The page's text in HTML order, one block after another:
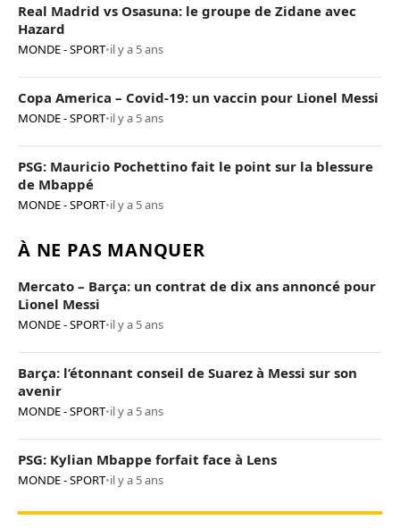
Real Madrid vs Osasuna: le groupe de Zidane avec
Hazard
MONDE - SPORT•il y a 5 ans
Copa America – Covid-19: un vaccin pour Lionel Messi
MONDE - SPORT•il y a 5 ans
PSG: Mauricio Pochettino fait le point sur la blessure
de Mbappé
MONDE - SPORT•il y a 5 ans
À NE PAS MANQUER
Mercato – Barça: un contrat de dix ans annoncé pour
Lionel Messi
MONDE - SPORT•il y a 5 ans
Barça: l’étonnant conseil de Suarez à Messi sur son
avenir
MONDE - SPORT•il y a 5 ans
PSG: Kylian Mbappe forfait face à Lens
MONDE - SPORT•il y a 5 ans